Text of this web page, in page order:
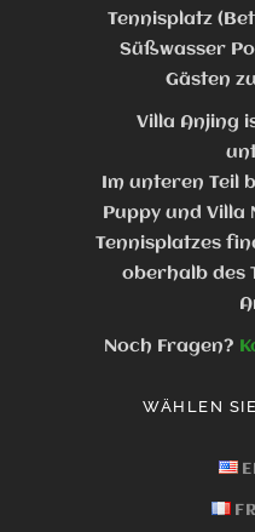
Tennisplatz
Süßwasser
Gästen
Villa Anjing
Im unteren Teil
Puppy und Villa
Tennisplatzes
oberhalb des
Noch Fragen?
WÄHLEN